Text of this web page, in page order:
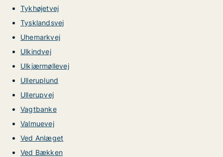
Tykhøjetvej
Tysklandsvej
Uhemarkvej
Ulkindvej
Ulkjærmøllevej
Ulleruplund
Ullerupvej
Vagtbanke
Valmuevej
Ved Anlæget
Ved Bækken